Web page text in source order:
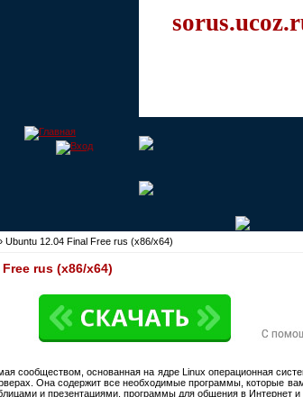
Ubuntu 12.04 Final Free rus (x86/x64)
rus (x86/x64)
сообществом, основанная на ядре Linux операционная
Она содержит все необходимые программы, которые
и презентациями, программы для общения в Интернет и